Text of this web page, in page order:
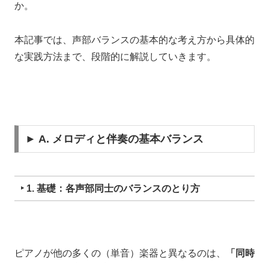
か。
本記事では、声部バランスの基本的な考え方から具体的
な実践方法まで、段階的に解説していきます。
► A. メロディと伴奏の基本バランス
‣ 1. 基礎：各声部同士のバランスのとり方
ピアノが他の多くの（単音）楽器と異なるのは、
「同時